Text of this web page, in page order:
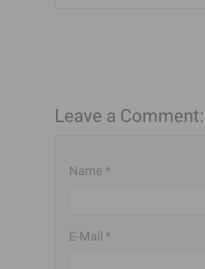
Leave a Comment:
Name *
E-Mail *